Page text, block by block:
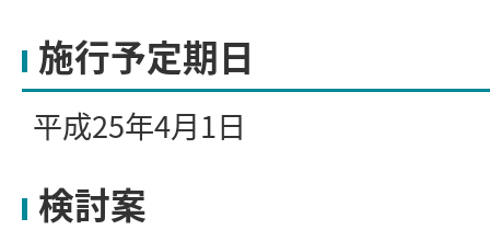
施行予定期日
平成25年4月1日
検討案